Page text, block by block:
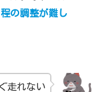
の調整が難し
走れない